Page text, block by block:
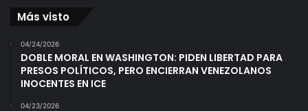
Más visto
04/24/2026
DOBLE MORAL EN WASHINGTON: PIDEN LIBERTAD PARA
PRESOS POLÍTICOS, PERO ENCIERRAN VENEZOLANOS
INOCENTES EN ICE
04/23/2026